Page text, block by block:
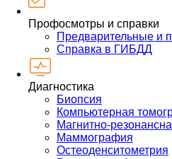
Профосмотры и справки
Предварительные и
Справка в ГИБДД
Диагностика
Биопсия
Компьютерная
Магнитно-
Маммография
Остеоденситометрия